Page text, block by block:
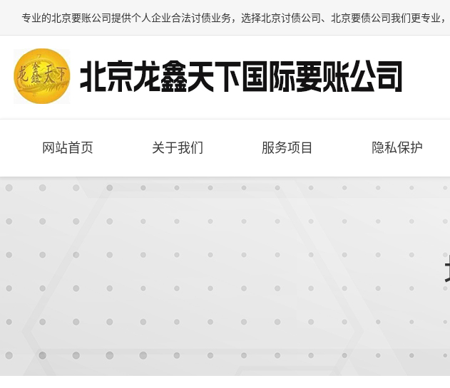
专业的北京要账公司提供个人企业合法讨债业务，选择北京讨债公司、 北京要债公司我们更专业
网站首页 关于我们 服务项目 隐私保护